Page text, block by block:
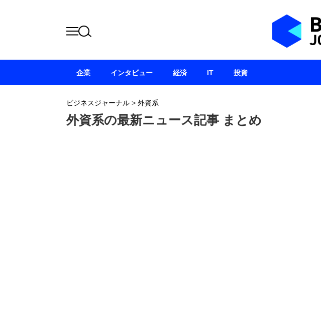
ビジネスジャーナル > 外資系
外資系の最新ニュース記事 まとめ
企業 インタビュー 経済 IT 投資